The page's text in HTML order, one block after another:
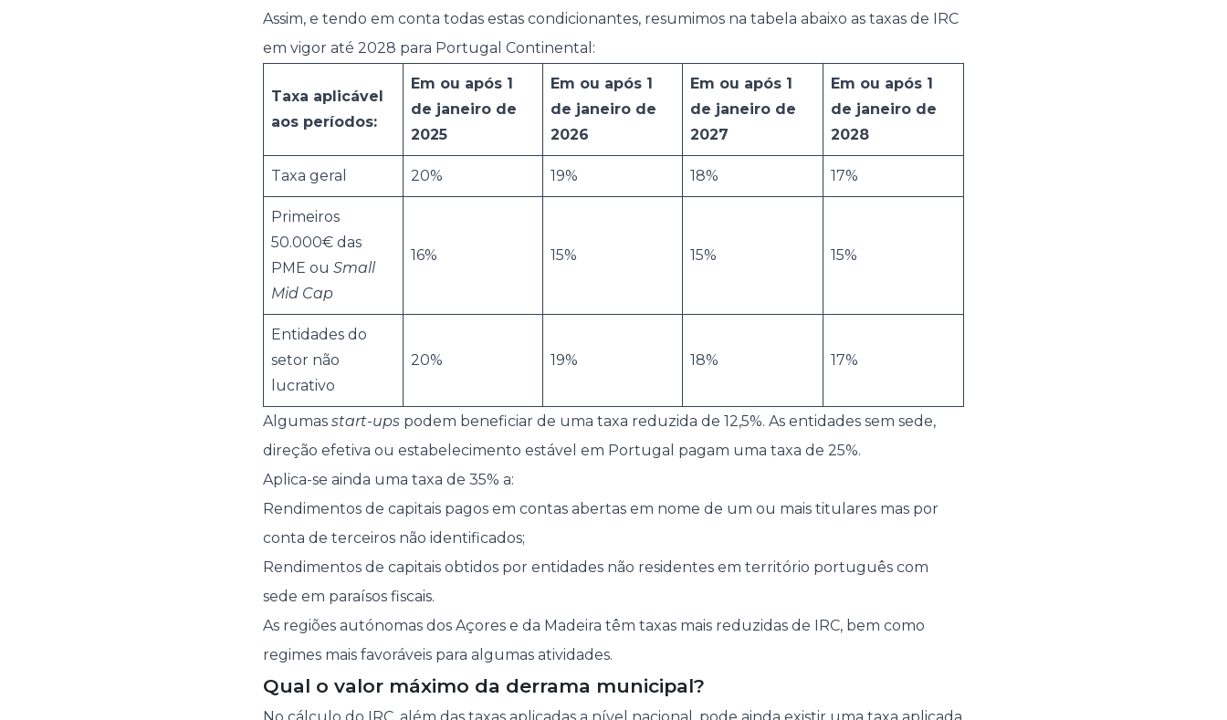
Assim, e tendo em conta todas estas condicionantes, resumimos na tabela abaixo as taxas de IRC
em vigor até 2028 para Portugal Continental:
Taxa aplicável
aos períodos:
Em ou após 1
de janeiro de
2025
Em ou após 1
de janeiro de
2026
Em ou após 1
de janeiro de
2027
Em ou após 1
de janeiro de
2028
Taxa geral 20% 19% 18% 17%
Primeiros
50.000€ das
PME ou Small
Mid Cap
16% 15% 15% 15%
Entidades do
setor não
lucrativo
20% 19% 18% 17%
Algumas start-ups podem beneficiar de uma taxa reduzida de 12,5%. As entidades sem sede,
direção efetiva ou estabelecimento estável em Portugal pagam uma taxa de 25%.
Aplica-se ainda uma taxa de 35% a:
Rendimentos de capitais pagos em contas abertas em nome de um ou mais titulares mas por
conta de terceiros não identificados;
Rendimentos de capitais obtidos por entidades não residentes em território português com
sede em paraísos fiscais.
As regiões autónomas dos Açores e da Madeira têm taxas mais reduzidas de IRC, bem como
regimes mais favoráveis para algumas atividades.
Qual o valor máximo da derrama municipal?